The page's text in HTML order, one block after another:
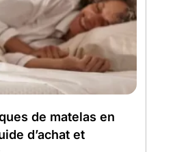
de matelas en
d’achat et